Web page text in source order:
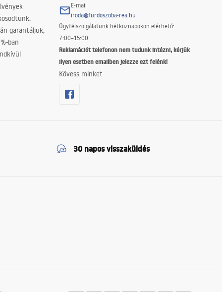
garantáljuk,
ban
E-mail
iroda@furdoszoba-rea.hu
Ügyfélszolgálatunk hétköznapokon elérhető:
7:00–15:00
Reklamációt telefonon nem tudunk intézni, kérjük
ilyen esetben emailben jelezze ezt felénk!
Kövess minket
30 napos visszaküldés